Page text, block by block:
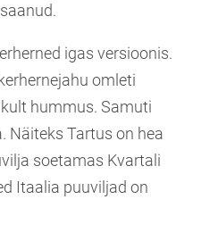
igas versioonis.
omleti
hummus. Samuti
Näiteks Tartus on hea
soetamas Kvartali
Itaalia puuviljad on